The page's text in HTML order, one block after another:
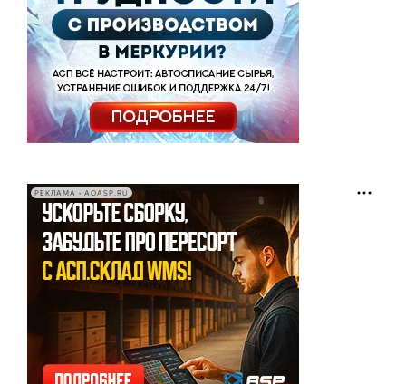
РЕКЛАМА • AOASP.RU